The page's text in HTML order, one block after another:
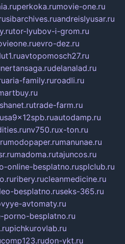
perkoka.rumovie-one.ru
sibarchives.ruandreislyusar.ru
tor-lyubov-i-grom.ru
evro-dez.ru
avtopomosch27.ru
nertansaga.rudelanalad.ru
aria-family.ruroadli.ru
trade-farm.ru
autodamp.ru
nv750.rux-ton.ru
modopaper.rumanunae.ru
madoma.rutajuncos.ru
online-besplatno.rusplclub.ru
ribery.rucleanmedicine.ru
besplatno.ruseks-365.ru
avtomaty.ru
porno-besplatno.ru
pichkurovlab.ru
comp123.rudon-ykt.ru